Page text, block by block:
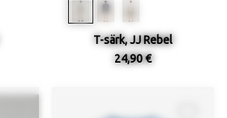
T-särk, JJ Rebel
24,90 €